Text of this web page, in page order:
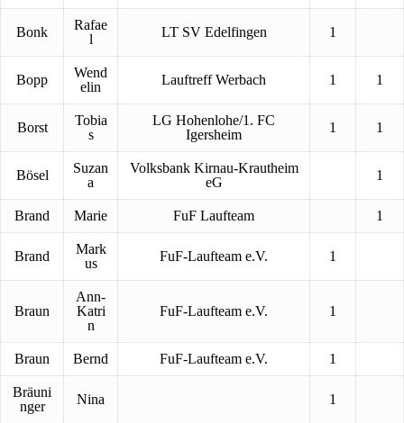
Bonk
Rafae
l
LT SV Edelfingen 1
Bopp
Wend
elin
Lauftreff Werbach 1 1
Borst
Tobia
s
LG Hohenlohe/1. FC
Igersheim
1 1
Bösel
Suzan
a
Volksbank Kirnau-Krautheim
eG
1
Brand Marie FuF Laufteam 1
Brand
Mark
us
FuF-Laufteam e.V. 1
Braun
Ann-
Katri
n
FuF-Laufteam e.V. 1
Braun Bernd FuF-Laufteam e.V. 1
Bräuni
nger
Nina 1